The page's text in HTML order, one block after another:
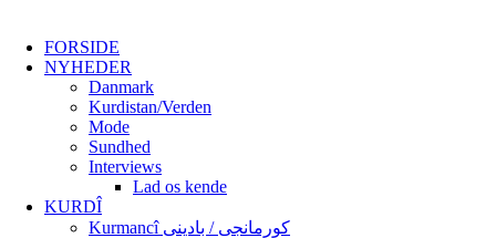
FORSIDE
NYHEDER
Danmark
Kurdistan/Verden
Mode
Sundhed
Interviews
Lad os kende
KURDÎ
Kurmancî کورمانجی / بادینی